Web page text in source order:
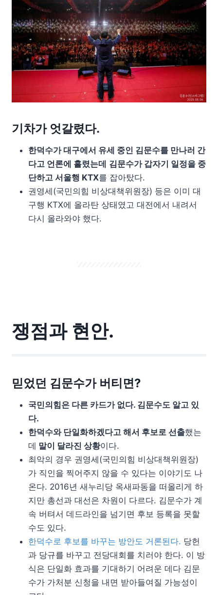
기차가 엇갈렸다.
한덕수가 대구에서 유세 중인 김문수를 만나러 간
다고 언론에 흘렸는데 김문수가 갑자기 일정을 중
단하고 서울행 KTX를 잡아탔다.
권영세(국민의힘 비상대책위원장) 등은 이미 대
구행 KTX에 올라탄 상태였고 대전에서 내려서
다시 올라와야 했다.
쟁점과 현안.
믿었던 김문수가 버티면?
국민의힘은 다른 카드가 없다. 김문수도 알고 있
다.
한덕수와 단일화하겠다고 해서 후보로 선출했는
데 말이 달라진 상황이다.
최악의 경우 권영세(국민의힘 비상대책위원장)
가 직인을 찍어주지 않을 수 있다는 이야기도 나
온다. 2016년 새누리당 옥새파동을 떠올리게 하
지만 총선과 대선은 차원이 다르다. 김문수가 계
속 버텨서 데드라인을 넘기면 후보 등록을 못할
수도 있다.
한덕수로 후보를 바꾸는 방안도 거론된다. 당헌
과 당규를 바꾸고 전당대회를 치러야 한다. 이 방
식은 단일화 효과를 기대하기 어려운 데다 김문
수가 가처분 신청을 내면 받아들여질 가능성이